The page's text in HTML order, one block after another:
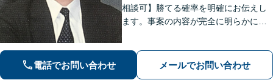
相談可】勝てる確率を明確にお伝えし
ます。事案の内容が完全に明らかにな
とは一切言いません。安心しておまか
せください。
電話でお問い合わせ メールでお問い合わせ